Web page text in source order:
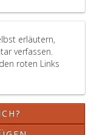
erläutern,
verfassen.
roten Links